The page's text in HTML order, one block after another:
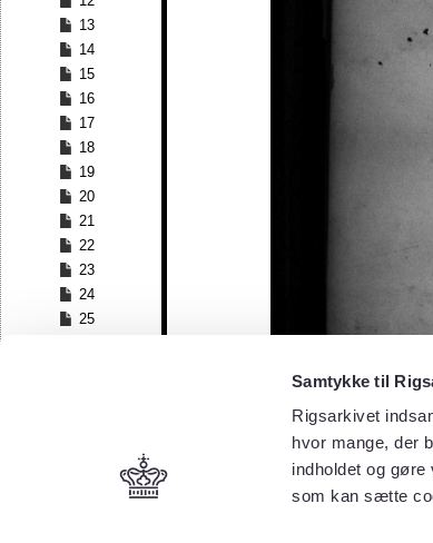
Samtykke til
Rigsarkivet
hvor mange, der
indholdet og
som kan sætte
13
14
15
16
17
18
19
20
21
22
23
24
25